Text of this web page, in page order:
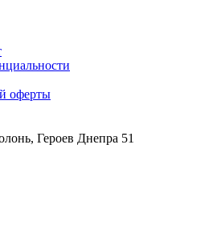
оферты
Героев Днепра 51